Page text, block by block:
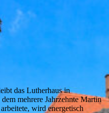
Welterbe-Tour
das Lutherhaus in
mehrere Jahrzehnte Martin
wird energetisch